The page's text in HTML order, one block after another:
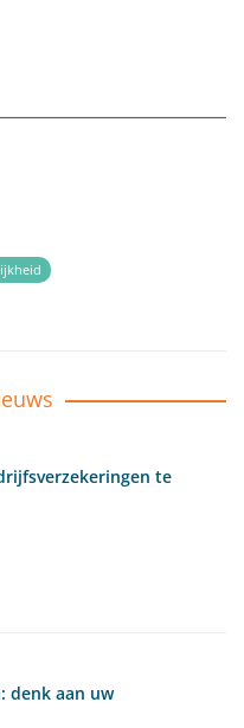
te
denk aan uw